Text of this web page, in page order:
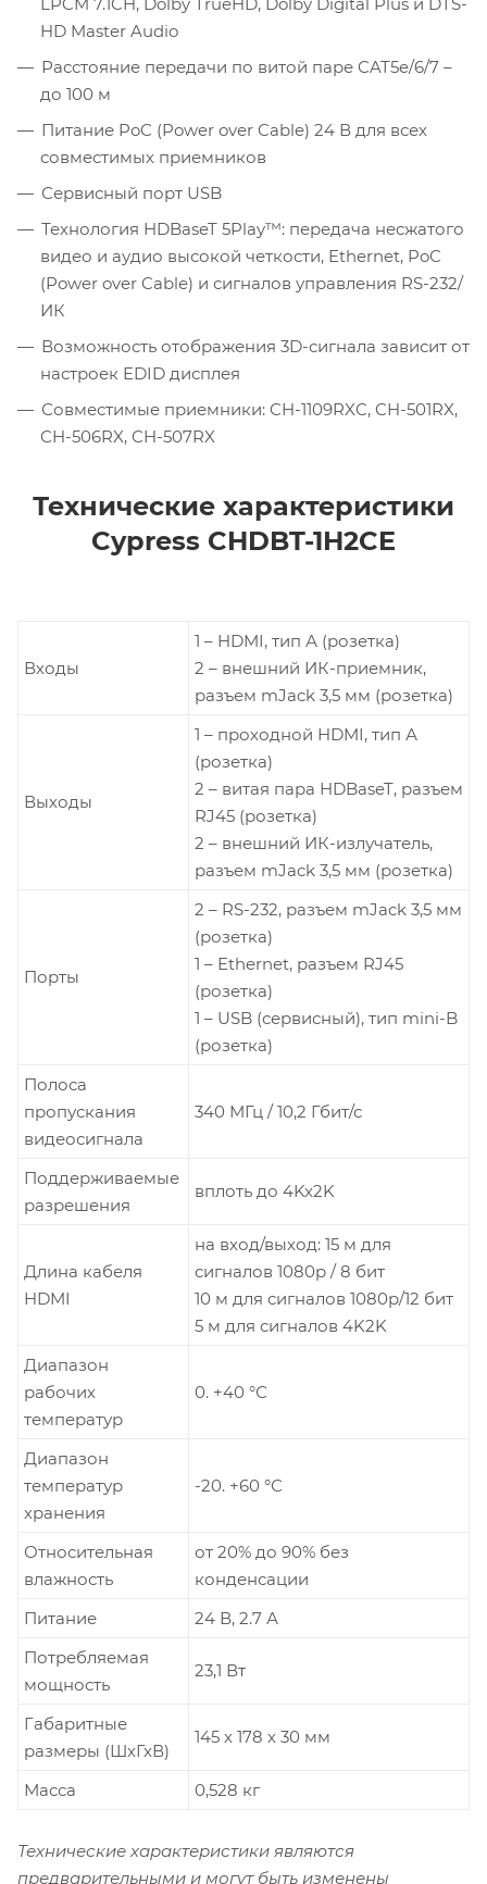
HD Master Audio
Расстояние передачи по витой паре CAT5e/6/7 –
до 100 м
Питание PoC (Power over Cable) 24 В для всех
совместимых приемников
Сервисный порт USB
Технология HDBaseT 5Play™: передача несжатого
видео и аудио высокой четкости, Ethernet, PoC
(Power over Cable) и сигналов управления RS-232/
ИК
Возможность отображения 3D-сигнала зависит от
настроек EDID дисплея
Совместимые приемники: CH-1109RXC, CH-501RX,
CH-506RX, CH-507RX
Технические характеристики
Cypress CHDBT-1H2CE
Входы
1 – HDMI, тип А (розетка)
2 – внешний ИК-приемник,
разъем mJack 3,5 мм (розетка)
Выходы
1 – проходной HDMI, тип А
(розетка)
2 – витая пара HDBaseT, разъем
RJ45 (розетка)
2 – внешний ИК-излучатель,
разъем mJack 3,5 мм (розетка)
Порты
2 – RS-232, разъем mJack 3,5 мм
(розетка)
1 – Ethernet, разъем RJ45
(розетка)
1 – USB (сервисный), тип mini-B
(розетка)
Полоса
пропускания
видеосигнала
340 МГц / 10,2 Гбит/с
Поддерживаемые
разрешения
вплоть до 4Kx2K
Длина кабеля
HDMI
на вход/выход: 15 м для
сигналов 1080p / 8 бит
10 м для сигналов 1080p/12 бит
5 м для сигналов 4K2K
Диапазон
рабочих
температур
0. +40 °С
Диапазон
температур
хранения
-20. +60 °С
Относительная
влажность
от 20% до 90% без
конденсации
Питание
24 В, 2.7 А
Потребляемая
мощность
23,1 Вт
Габаритные
размеры (ШхГхВ)
145 х 178 х 30 мм
Масса 0,528 кг
Технические характеристики являются
предварительными и могут быть изменены